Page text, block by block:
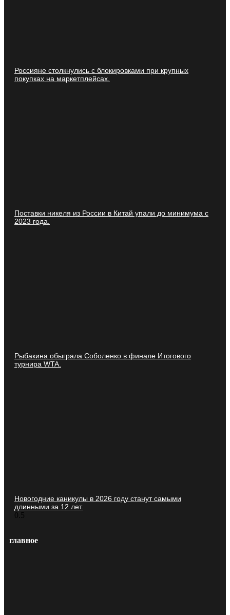
Россияне столкнулись с блокировками при крупных
покупках на маркетплейсах.
Поставки никеля из России в Китай упали до минимума с
2023 года.
Рыбакина обыграла Соболенко в финале Итогового
турнира WTA.
Новогодние каникулы в 2026 году станут самыми
длинными за 12 лет.
главное